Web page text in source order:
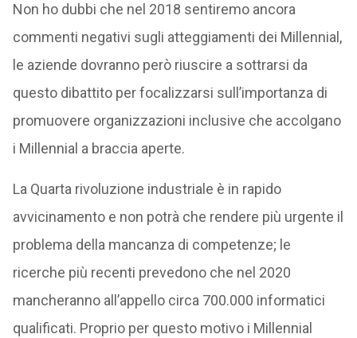
Non ho dubbi che nel 2018 sentiremo ancora
commenti negativi sugli atteggiamenti dei Millennial,
le aziende dovranno però riuscire a sottrarsi da
questo dibattito per focalizzarsi sull’importanza di
promuovere organizzazioni inclusive che accolgano
i Millennial a braccia aperte.
La Quarta rivoluzione industriale è in rapido
avvicinamento e non potrà che rendere più urgente il
problema della mancanza di competenze; le
ricerche più recenti prevedono che nel 2020
mancheranno all’appello circa 700.000 informatici
qualificati. Proprio per questo motivo i Millennial